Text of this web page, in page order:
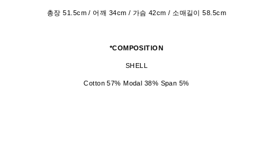
총장 51.5cm / 어깨 34cm / 가슴 42cm / 소매길이 58.5cm
*COMPOSITION
SHELL
Cotton 57% Modal 38% Span 5%